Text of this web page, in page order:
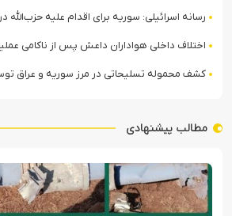
رسانه اسرائیلی: سوریه برای اقدام علیه حزب‌الله
اختلاف داخلی هواداران داعش پس از ناکامی
کشف محموله تسلیحاتی در مرز سوریه و عراق
مطالب پیشنهادی